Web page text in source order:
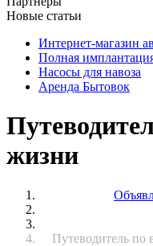
Новые статьи
Интернет-магазин
Полная
Насосы для навоза
Аренда Бытовок
жизни
Путеводитель по